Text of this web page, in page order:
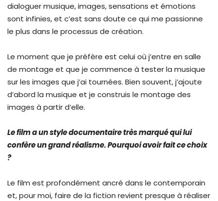
dialoguer musique, images, sensations et émotions
sont infinies, et c’est sans doute ce qui me passionne
le plus dans le processus de création.
Le moment que je préfère est celui où j’entre en salle
de montage et que je commence à tester la musique
sur les images que j’ai tournées. Bien souvent, j’ajoute
d’abord la musique et je construis le montage des
images à partir d’elle.
Le film a un style documentaire très marqué qui lui
confère un grand réalisme. Pourquoi avoir fait ce choix
?
Le film est profondément ancré dans le contemporain
et, pour moi, faire de la fiction revient presque à réaliser